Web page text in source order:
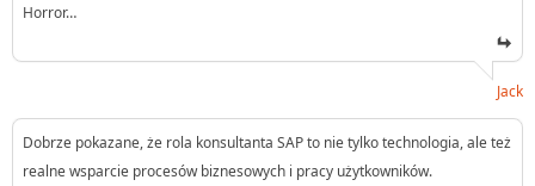
Horror…
Jack
Dobrze pokazane, że rola konsultanta SAP to nie tylko technologia, ale też
realne wsparcie procesów biznesowych i pracy użytkowników.